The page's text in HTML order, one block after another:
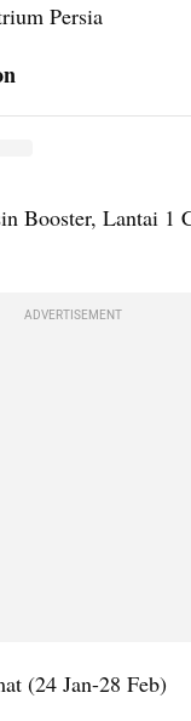
Persia
Booster, Lantai 1
ADVERTISEMENT
(24 Jan-28 Feb)